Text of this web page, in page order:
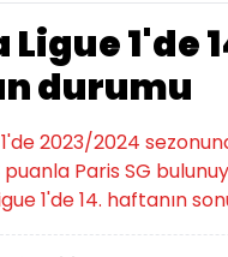
Ligue 1'de
durumu
2023/2024
Paris SG
1'de 14. haftanın